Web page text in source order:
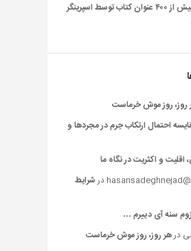
رایگان شدن بیش از ۴۰۰ عنوان کتاب توسط اسپرینگر
روز، روز موش خرماست
احتمال ارتکاب جرم در مجردها و
اقلیت و اکثریت در نگاه ما
درشرایط
سنه آی دییرم …
درهر روز، روز موش خرماست